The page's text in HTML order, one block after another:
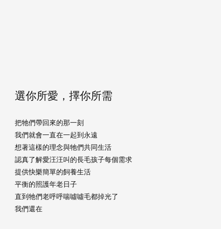
選你所愛，擇你所需
把牠們帶回來的那一刻
我們就會一直在一起到永遠
想著這樣的理念與牠們共同生活
認真了解愛汪汪叫的長毛孩子每個需求
提供快樂簡單的飼養生活
平衡的照護年老日子
直到牠們老呼呼喘噓噓毛都掉光了
我們還在